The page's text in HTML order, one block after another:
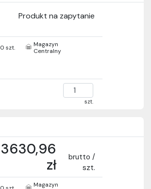
Produkt na zapytanie
0 szt.
Magazyn
Centralny
szt.
3630,96
zł
brutto /
szt.
Magazyn